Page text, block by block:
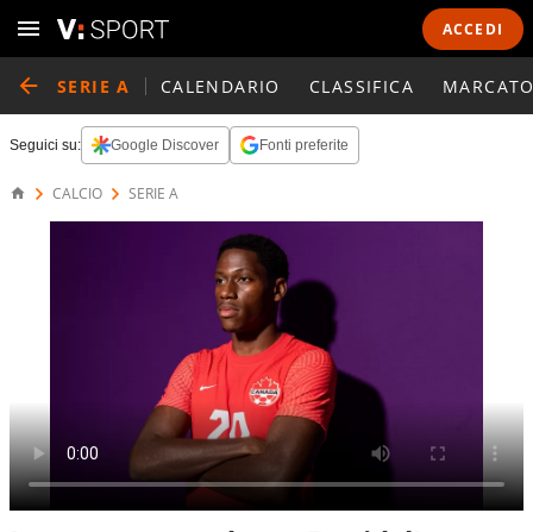
ACCEDI
SERIE A CALENDARIO CLASSIFICA
Seguici su: Google Discover Fonti preferite
CALCIO SERIE A